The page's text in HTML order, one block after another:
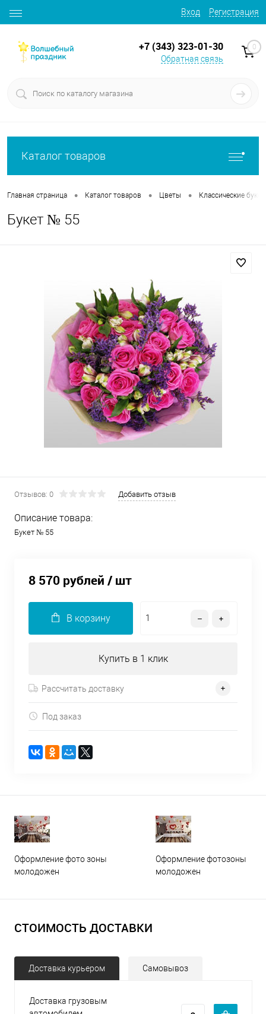
Вход Регистрация
+7 (343) 323-01-30
Обратная связь
0
Каталог товаров
Главная страница • Каталог товаров • Цветы • Классические
Букет № 55
Отзывов: 0 Добавить отзыв
Описание товара:
Букет № 55
8 570 рублей / шт
В корзину
Купить в 1 клик
Рассчитать доставку
Под заказ
Оформление фото зоны
молодожен
Оформление фотозоны
молодожен
СТОИМОСТЬ ДОСТАВКИ
Доставка курьером Самовывоз
Доставка грузовым